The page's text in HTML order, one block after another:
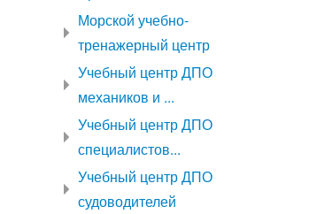
Морской учебно-
тренажерный центр
Учебный центр ДПО
механиков и ...
Учебный центр ДПО
специалистов...
Учебный центр ДПО
судоводителей